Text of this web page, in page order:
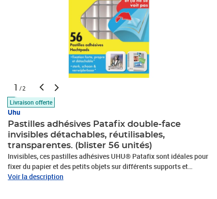
1 /2
Livraison offerte
Uhu
Pastilles adhésives Patafix double-face
invisibles détachables, réutilisables,
transparentes. (blister 56 unités)
Invisibles, ces pastilles adhésives UHU® Patafix sont idéales pour
fixer du papier et des petits objets sur différents supports et
peuvent être détachées sans abîmer les matériaux sur lesquels
Voir la description